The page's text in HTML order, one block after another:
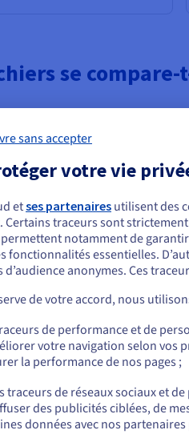
se
de stockage selon les
il convient d’examiner
l'autre, mais de déterminer ce
blocs
données sur différents
taille égale. De cette
plus rapidement qu’avec le
fichiers est optimisé pour
vous n’ayez besoin des
fournies par le stockage par
de stockage continuent à
peut sembler excessif.
semblez être
commander, rendez-vous sur le site
us.ovhcloud.com/learn Anglais
ou
sur le site actuel
sans accepter
votre vie
etses partenaires utilisent des
Certains traceurs sont
notamment de
fonctionnalités essentielles.
d’audience anonymes. Ces
de votre accord, nous
de performance et de
votre navigation selon vos
la performance de nos pages ;
traceurs de réseaux sociaux et
des publicités ciblées, de
données avec nos